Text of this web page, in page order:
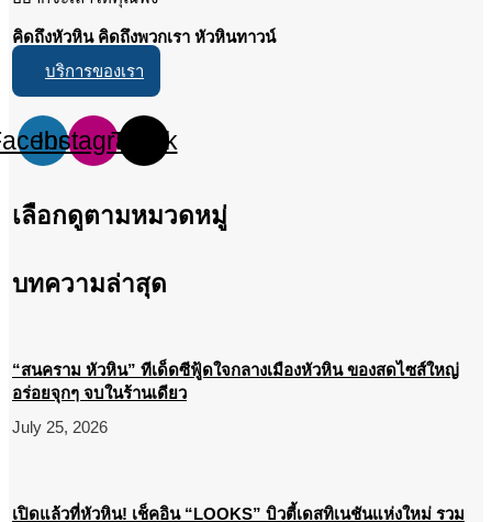
คิดถึงหัวหิน คิดถึงพวกเรา หัวหินทาวน์
บริการของเรา
InstagramTiktok
เลือกดูตามหมวดหมู่
บทความล่าสุด
“สนคราม หัวหิน” ทีเด็ดซีฟู้ดใจกลางเมืองหัวหิน ของสดไซส์ใหญ่
อร่อยจุกๆ จบในร้านเดียว
July 25, 2026
เปิดแล้วที่หัวหิน! เช็คอิน “LOOKS” บิวตี้เดสทิเนชันแห่งใหม่ รวม